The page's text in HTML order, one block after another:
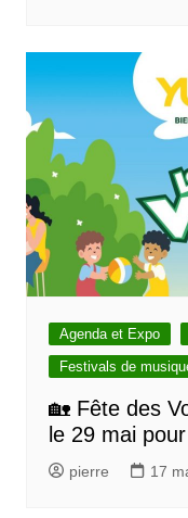
Agenda et Expo
Festivals de
🏡 Fête des
le 29 mai
pierre 17